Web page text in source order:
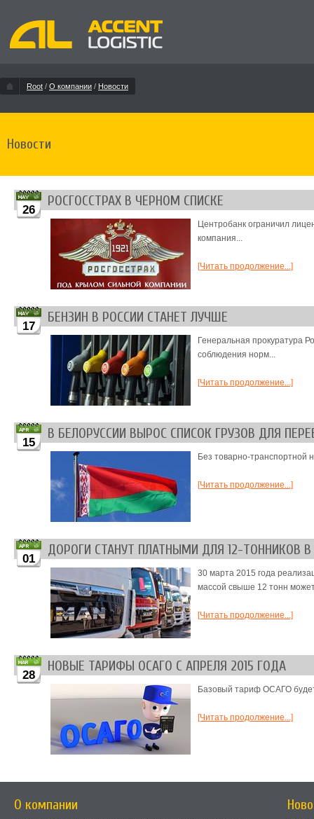
Root / О компании / Новости
Новости
26
РОСГОССТРАХ В ЧЕРНОМ СПИСКЕ
Центробанк ограничил
компания...
[Читать продолжение...]
17
БЕНЗИН В РОССИИ СТАНЕТ ЛУЧШЕ
Генеральная прокуратура
соблюдения норм...
[Читать продолжение...]
15
В БЕЛОРУССИИ ВЫРОС СПИСОК ГРУЗОВ ДЛЯ
Без товарно-транспортной
[Читать продолжение...]
01
ДОРОГИ СТАНУТ ПЛАТНЫМИ ДЛЯ 12-ТОННИКОВ В
30 марта 2015 года
массой свыше 12 тонн
[Читать продолжение...]
28
НОВЫЕ ТАРИФЫ ОСАГО С АПРЕЛЯ 2015 ГОДА
Базовый тариф ОСАГО
[Читать продолжение...]
О компании